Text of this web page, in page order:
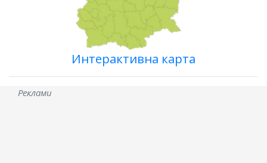
Интерактивна карта
Реклами